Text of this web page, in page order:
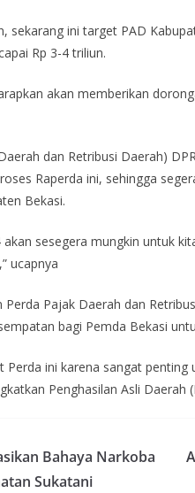
sekarang ini target PAD
Rp 3-4 triliun.
akan memberikan
dan Retribusi Daerah)
Raperda ini, sehingga
Bekasi.
sesegera mungkin untuk
ucapnya
Perda Pajak Daerah dan
bagi Pemda Bekasi
Perda ini karena sangat
Penghasilan Asli Daerah
Bahaya Narkoba
Sukatani